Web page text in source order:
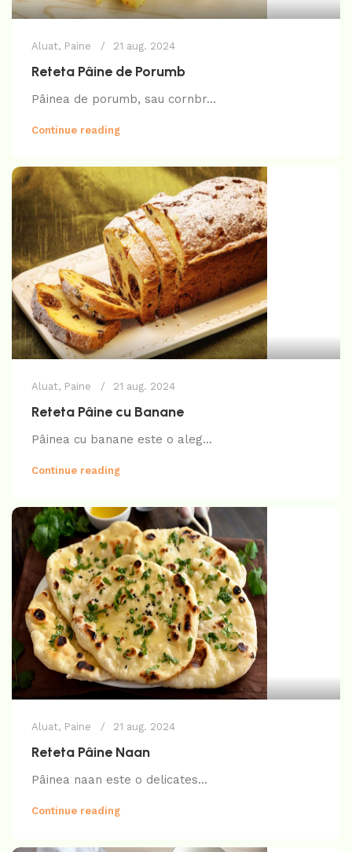
Aluat, Paine 21 aug. 2024
Reteta Pâine de Porumb
Pâinea de porumb, sau cornbr...
Continue reading
Aluat, Paine 21 aug. 2024
Reteta Pâine cu Banane
Pâinea cu banane este o aleg...
Continue reading
Aluat, Paine 21 aug. 2024
Reteta Pâine Naan
Pâinea naan este o delicates...
Continue reading